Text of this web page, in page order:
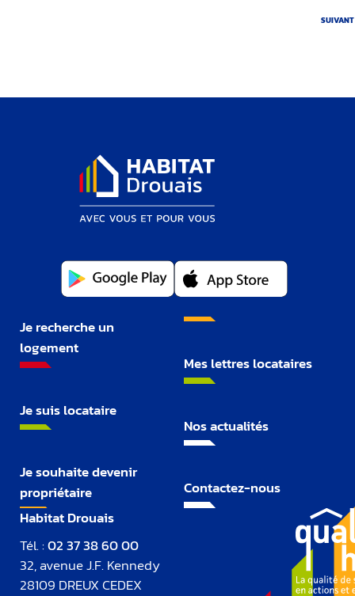
SUIVANT
Je recherche un
logement
Je suis locataire
Je souhaite devenir
propriétaire
Mes lettres locataires
Nos actualités
Contactez-nous
Habitat Drouais
Tél. :02 37 38 60 00
32, avenue J.F. Kennedy
28109 DREUX CEDEX